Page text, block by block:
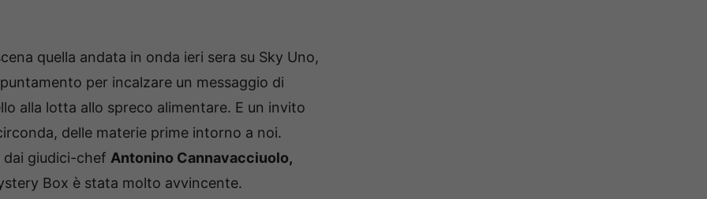
quella andata in onda ieri sera su Sky Uno,
per incalzare un messaggio di
alla lotta allo spreco alimentare. E un invito
delle materie prime intorno a noi.
dai giudici-chef Antonino Cannavacciuolo,
Box è stata molto avvincente.